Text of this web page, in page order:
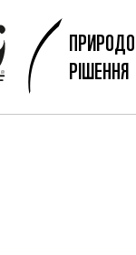
РІШЕННЯ